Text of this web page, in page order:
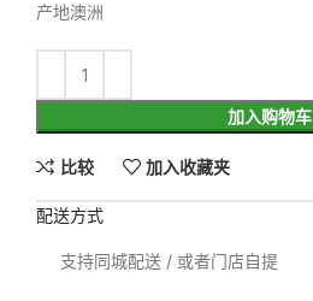
产地澳洲
加入购物车
比较 加入收藏夹
配送方式
支持同城配送 / 或者门店自提